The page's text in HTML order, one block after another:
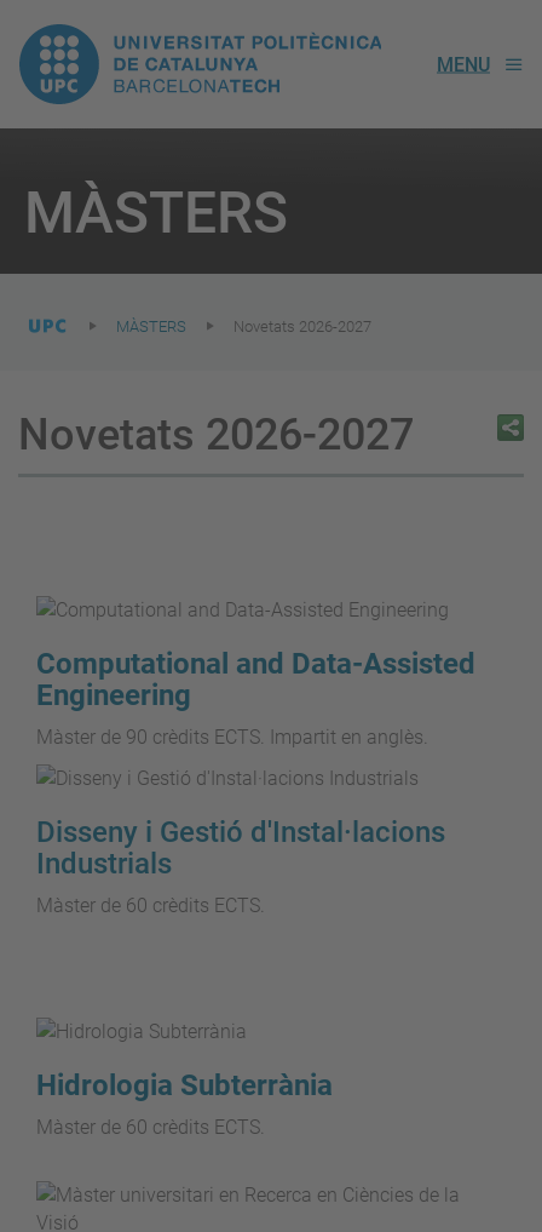
UPC.
Universitat
Politècnica
de
Catalunya
MENU
MÀSTERS
are
here:
MÀSTERS Novetats 2026-2027
Novetats 2026-2027
Computational and Data-Assisted
Engineering
Màster de 90 crèdits ECTS. Impartit en anglès.
Disseny i Gestió d'Instal·lacions
Industrials
Màster de 60 crèdits ECTS.
Hidrologia Subterrània
Màster de 60 crèdits ECTS.